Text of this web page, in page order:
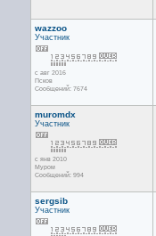
wazzoo
Участник
с авг 2016
Псков
Сообщений: 7674
muromdx
Участник
с янв 2010
Муром
Сообщений: 994
sergsib
Участник